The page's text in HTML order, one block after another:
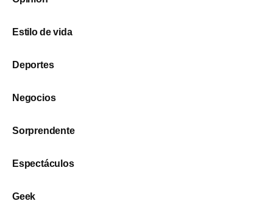
Estilo de vida
Deportes
Negocios
Sorprendente
Espectáculos
Geek